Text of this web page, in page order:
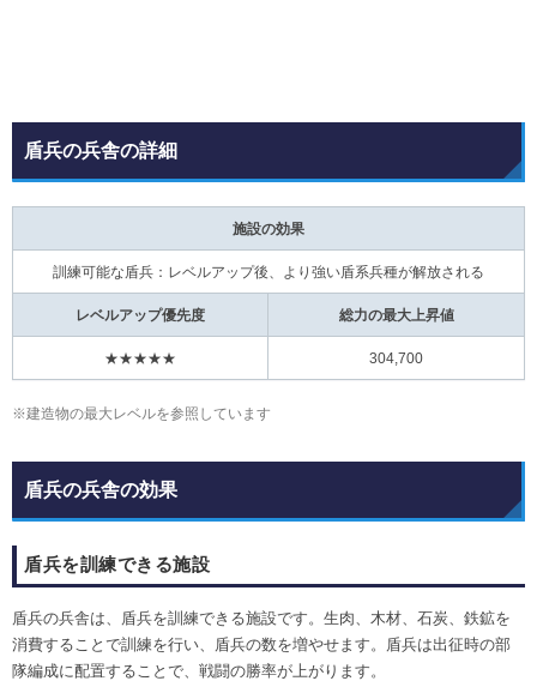
盾兵の兵舎の詳細
施設の効果
訓練可能な盾兵：レベルアップ後、より強い盾系兵種が解放される
レベルアップ優先度 総力の最大上昇値
★★★★★ 304,700
※建造物の最大レベルを参照しています
盾兵の兵舎の効果
盾兵を訓練できる施設
盾兵の兵舎は、盾兵を訓練できる施設です。生肉、木材、石炭、鉄鉱を
消費することで訓練を行い、盾兵の数を増やせます。盾兵は出征時の部
隊編成に配置することで、戦闘の勝率が上がります。